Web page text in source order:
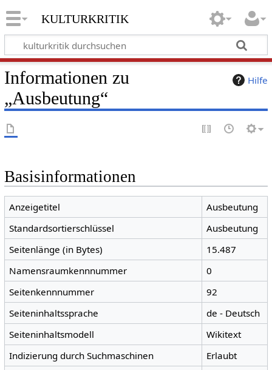
kulturkritik
Hilfe
Informationen zu
„Ausbeutung“
Basisinformationen
Anzeigetitel
Ausbeutung
Standardsortierschlüssel
Ausbeutung
Seitenlänge (in Bytes)
15.487
Namensraumkennnummer
0
Seitenkennnummer
92
Seiteninhaltssprache
de - Deutsch
Seiteninhaltsmodell
Wikitext
Indizierung durch Suchmaschinen
Erlaubt